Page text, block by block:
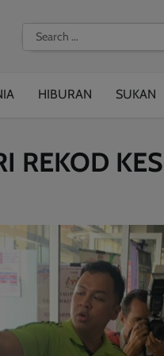
Search
for:
HIBURAN SUKAN
REKOD